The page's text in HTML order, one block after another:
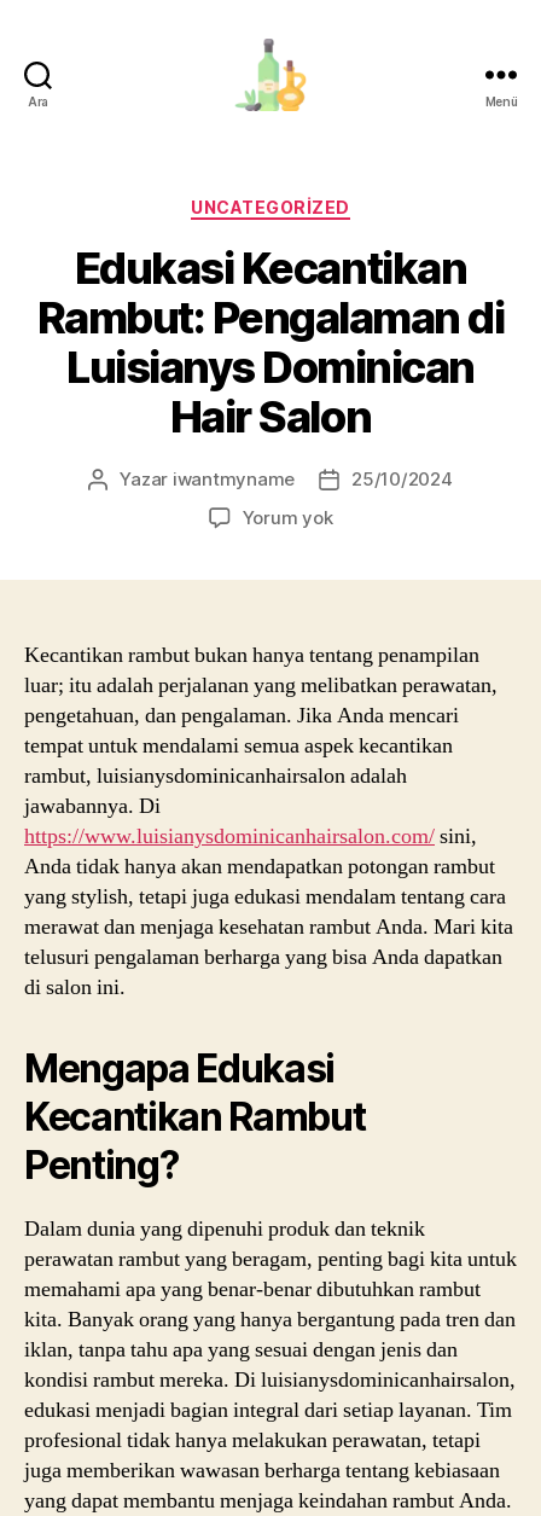
Ara Menü
Kategoriler
UNCATEGORIZED
Edukasi Kecantikan
Rambut: Pengalaman di
Luisianys Dominican
Hair Salon
Yazının
Yazar iwantmyname
Yazı25/10/2024
Yorum yokEdukasi
Luisianys
Dominican
Salon
Kecantikan rambut bukan hanya tentang penampilan
luar; itu adalah perjalanan yang melibatkan perawatan,
pengetahuan, dan pengalaman. Jika Anda mencari
tempat untuk mendalami semua aspek kecantikan
rambut, luisianysdominicanhairsalon adalah
jawabannya. Di
https://www.luisianysdominicanhairsalon.com/sini,
Anda tidak hanya akan mendapatkan potongan rambut
yang stylish, tetapi juga edukasi mendalam tentang cara
merawat dan menjaga kesehatan rambut Anda. Mari kita
telusuri pengalaman berharga yang bisa Anda dapatkan
di salon ini.
Mengapa Edukasi
Kecantikan Rambut
Penting?
Dalam dunia yang dipenuhi produk dan teknik
perawatan rambut yang beragam, penting bagi kita untuk
memahami apa yang benar-benar dibutuhkan rambut
kita. Banyak orang yang hanya bergantung pada tren dan
iklan, tanpa tahu apa yang sesuai dengan jenis dan
kondisi rambut mereka. Di luisianysdominicanhairsalon,
edukasi menjadi bagian integral dari setiap layanan. Tim
profesional tidak hanya melakukan perawatan, tetapi
juga memberikan wawasan berharga tentang kebiasaan
yang dapat membantu menjaga keindahan rambut Anda.